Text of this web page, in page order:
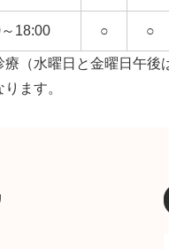
18:00 ○ ○
（水曜日と金曜日午後
ます。